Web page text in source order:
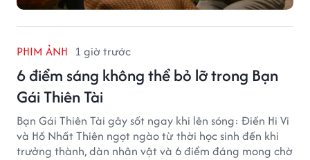
PHIM ẢNH 1 giờ trước
6 điểm sáng không thể bỏ lỡ trong Bạn
Gái Thiên Tài
Bạn Gái Thiên Tài gây sốt ngay khi lên sóng: Điền Hi Vi
và Hồ Nhất Thiên ngọt ngào từ thời học sinh đến khi
trưởng thành, dàn nhân vật và 6 điểm đáng mong chờ